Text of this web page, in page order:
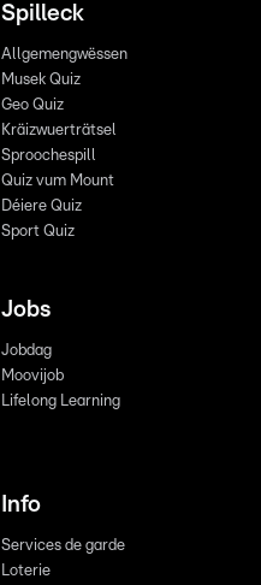
Spilleck
Allgemengwëssen
Musek Quiz
Geo Quiz
Kräizwuerträtsel
Sproochespill
Quiz vum Mount
Déiere Quiz
Sport Quiz
Jobs
Jobdag
Moovijob
Lifelong Learning
Info
Services de garde
Loterie